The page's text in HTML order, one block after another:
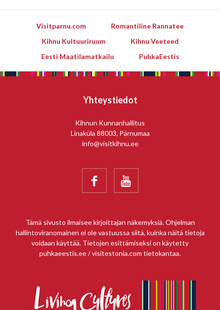
Visitparnu.com
Romantiline Rannatee
Kihnu Kultuuriruum
Kihnu Veeteed
Eesti Maatilamatkailu
PuhkaEestis
Yhteystiedot
Kihnun Kunnanhallitus
Linaküla 88003, Pärnumaa
info@visitkihnu.ee
 
Tämä sivusto ilmaisee kirjoittajan näkemyksiä. Ohjelman
hallintoviranomainen ei ole vastuussa siitä, kuinka näitä tietoja
voidaan käyttää. Tietojen esittämiseksi on käytetty
puhkaeestis.ee / visitestonia.com tietokantaa.